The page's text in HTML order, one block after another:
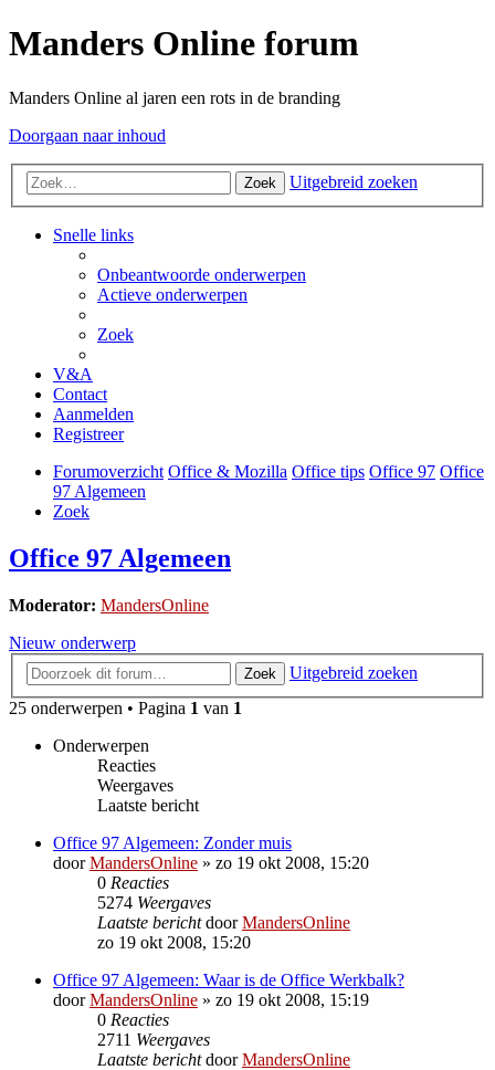
Manders Online forum
Manders Online al jaren een rots in de branding
Doorgaan naar inhoud
Zoek Uitgebreid zoeken
Snelle links
Onbeantwoorde onderwerpen
Actieve onderwerpen
Zoek
V&A
Contact
Aanmelden
Registreer
Forumoverzicht Office & Mozilla Office tips Office 97 Office
97 Algemeen
Zoek
Office 97 Algemeen
Moderator: MandersOnline
Nieuw onderwerp
Zoek
Uitgebreid zoeken
25 onderwerpen • Pagina 1 van 1
Onderwerpen
Reacties
Weergaves
Laatste bericht
Office 97 Algemeen: Zonder muis
doorMandersOnline » zo 19 okt 2008, 15:20
0 Reacties
5274 Weergaves
Laatste berichtdoorMandersOnline
zo 19 okt 2008, 15:20
Office 97 Algemeen: Waar is de Office Werkbalk?
doorMandersOnline » zo 19 okt 2008, 15:19
0 Reacties
2711 Weergaves
Laatste berichtdoorMandersOnline